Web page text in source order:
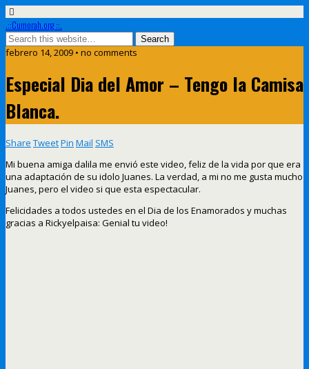
.::Cumorah.org ::.
febrero 14, 2009 • no comments
Especial Dia del Amor – Tengo la Camisa
Blanca.
Share TweetPin Mail SMS
Mi buena amiga dalila me envió este video, feliz de la vida por que era
una adaptación de su idolo Juanes. La verdad, a mi no me gusta mucho
Juanes, pero el video si que esta espectacular.
Felicidades a todos ustedes en el Dia de los Enamorados y muchas
gracias a Rickyelpaisa: Genial tu video!